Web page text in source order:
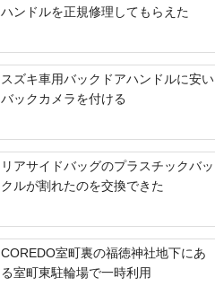
ハンドルを正規修理してもらえた
スズキ車用バックドアハンドルに安い
バックカメラを付ける
リアサイドバッグのプラスチックバッ
クルが割れたのを交換できた
COREDO室町裏の福徳神社地下にあ
る室町東駐輪場で一時利用